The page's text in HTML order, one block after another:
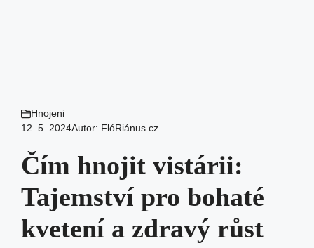
Hnojeni
12. 5. 2024Autor: FlóRiánus.cz
Čím hnojit vistárii:
Tajemství pro bohaté
kvetení a zdravý růst